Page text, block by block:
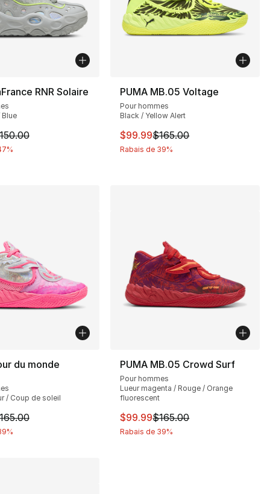
à $119.99
RNR Solaire
Blue
est en solde. Le prix est passé de $150.00 à $79.99
PUMA MB.05 Voltage
Pour hommes
Black / Yellow Alert
Cet article est en solde. Le prix
$99.99$165.00
Rabais de 39%
à $79.99
du monde
/ Coup de soleil
est en solde. Le prix est passé de $165.00 à $99.99
PUMA MB.05 Crowd Surf
Pour hommes
Lueur magenta / Rouge / Orange
fluorescent
Cet article est en solde. Le prix
$99.99$165.00
Rabais de 39%